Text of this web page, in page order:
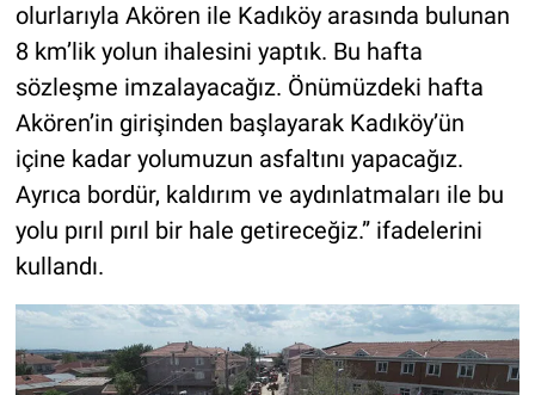
olurlarıyla Akören ile Kadıköy arasında bulunan
8 km’lik yolun ihalesini yaptık. Bu hafta
sözleşme imzalayacağız. Önümüzdeki hafta
Akören’in girişinden başlayarak Kadıköy’ün
içine kadar yolumuzun asfaltını yapacağız.
Ayrıca bordür, kaldırım ve aydınlatmaları ile bu
yolu pırıl pırıl bir hale getireceğiz.” ifadelerini
kullandı.